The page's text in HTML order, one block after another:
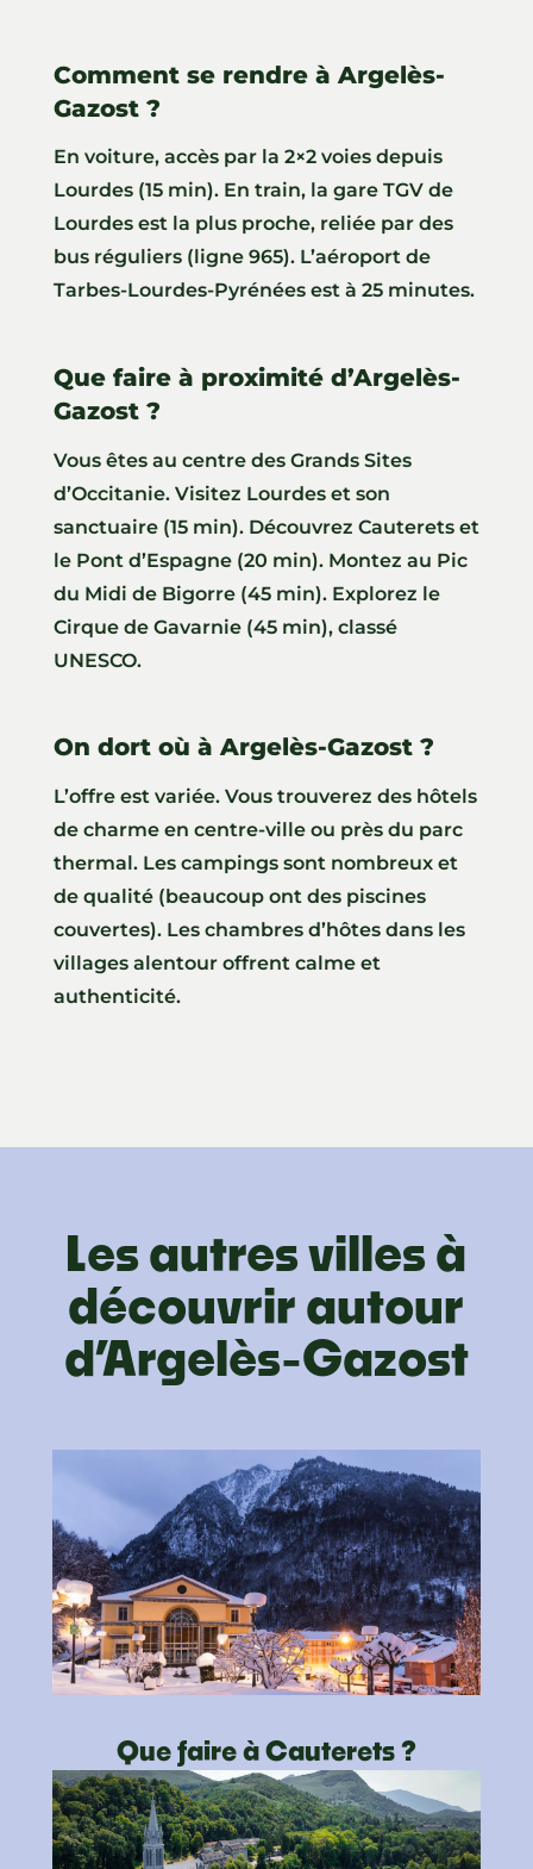
Comment se rendre à Argelès-
Gazost ?
En voiture, accès par la 2×2 voies depuis
Lourdes (15 min). En train, la gare TGV de
Lourdes est la plus proche, reliée par des
bus réguliers (ligne 965). L’aéroport de
Tarbes-Lourdes-Pyrénées est à 25 minutes.
Que faire à proximité d’Argelès-
Gazost ?
Vous êtes au centre des Grands Sites
d’Occitanie. Visitez Lourdes et son
sanctuaire (15 min). Découvrez Cauterets et
le Pont d’Espagne (20 min). Montez au Pic
du Midi de Bigorre (45 min). Explorez le
Cirque de Gavarnie (45 min), classé
UNESCO.
On dort où à Argelès-Gazost ?
L’offre est variée. Vous trouverez des hôtels
de charme en centre-ville ou près du parc
thermal. Les campings sont nombreux et
de qualité (beaucoup ont des piscines
couvertes). Les chambres d’hôtes dans les
villages alentour offrent calme et
authenticité.
Les autres villes à
découvrir autour
d’Argelès-Gazost
Que faire à Cauterets ?